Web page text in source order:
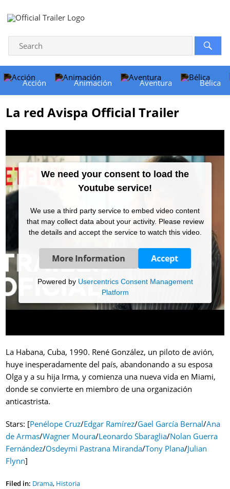
Acción Animación Aventura Bélica
La red Avispa Official Trailer
We need your consent to load the
Youtube service!
We use a third party service to embed video content
that may collect data about your activity. Please review
the details and accept the service to watch this video.
More Information Accept
Powered by Usercentrics Consent Management
Platform
La Habana, Cuba, 1990. René González, un piloto de avión,
huye inesperadamente del país, abandonando a su esposa
Olga y a su hija Irma, y comienza una nueva vida en Miami,
donde se convierte en miembro de una organización
anticastrista.
Stars: [Penélope Cruz/Edgar Ramírez/Gael García Bernal/Ana
de Armas/Wagner Moura/Leonardo Sbaraglia/Nolan Guerra
Fernández/Osdeymi Pastrana Miranda/Tony Plana/Julian
Flynn]
Filed in: Drama, Historia